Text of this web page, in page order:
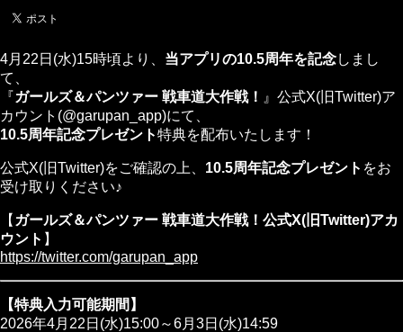
4月22日(水)15時頃より、 当アプリの10.5周年を記念しまし
て、
『ガールズ＆パンツァー 戦車道大作戦！ 』公式X(旧Twitter)ア
カウント(@garupan_app)にて、
10.5周年記念プレゼント特典を配布いたします！
公式X(旧Twitter)をご確認の上、 10.5周年記念プレゼント をお
受け取りください♪
【 ガールズ＆パンツァー 戦車道大作戦！公式X(旧Twitter)アカ
ウント 】
https://twitter.com/garupan_app
【特典入力可能期間】
2026年4月22日(水)15:00～6月3日(水)14:59